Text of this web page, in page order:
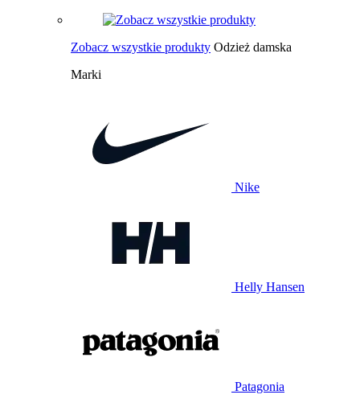
Zobacz wszystkie produkty Odzież damska
Marki
Nike
Helly Hansen
Patagonia